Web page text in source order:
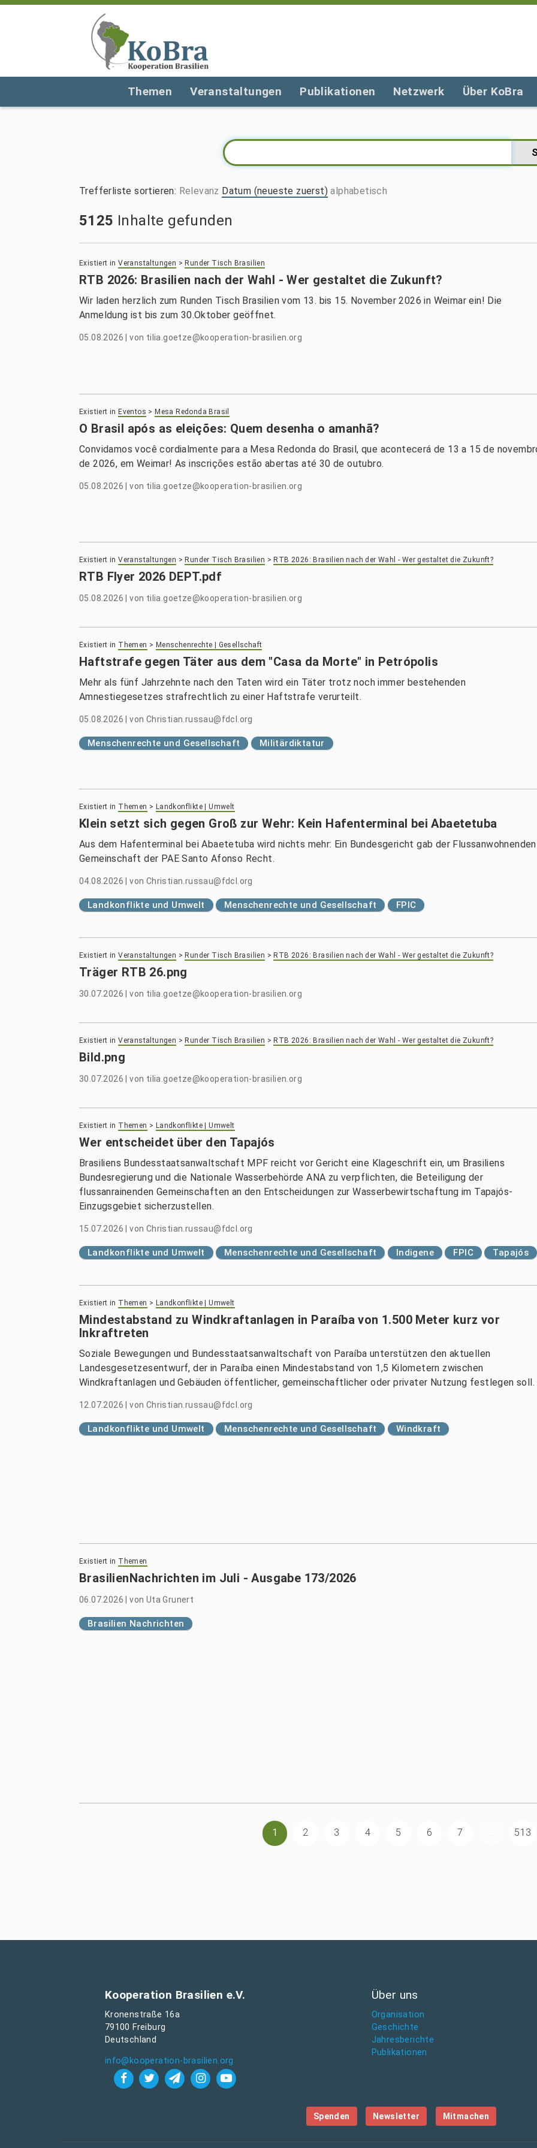
Themen Veranstaltungen Publikationen Netzwerk Über KoBra
Trefferliste sortieren: Relevanz Datum (neueste zuerst) alphabetisch
5125 Inhalte gefunden
Existiert in Veranstaltungen > Runder Tisch Brasilien
RTB 2026: Brasilien nach der Wahl - Wer gestaltet die Zukunft?
Wir laden herzlich zum Runden Tisch Brasilien vom 13. bis 15. November 2026 in Weimar ein! Die
Anmeldung ist bis zum 30.Oktober geöffnet.
05.08.2026 |von tilia.goetze@kooperation-brasilien.org
Existiert in Eventos >Mesa Redonda Brasil
O Brasil após as eleições: Quem desenha o amanhã?
Convidamos você cordialmente para a Mesa Redonda do Brasil, que acontecerá de 13 a 15 de
de 2026, em Weimar! As inscrições estão abertas até 30 de outubro.
05.08.2026|von tilia.goetze@kooperation-brasilien.org
Existiert in Veranstaltungen > Runder Tisch Brasilien > RTB 2026: Brasilien nach der Wahl - Wer gestaltet die Zukunft?
RTB Flyer 2026 DEPT.pdf
05.08.2026 |von tilia.goetze@kooperation-brasilien.org
Existiert in Themen > Menschenrechte | Gesellschaft
Haftstrafe gegen Täter aus dem "Casa da Morte" in Petrópolis
Mehr als fünf Jahrzehnte nach den Taten wird ein Täter trotz noch immer bestehenden
Amnestiegesetzes strafrechtlich zu einer Haftstrafe verurteilt.
05.08.2026 |von Christian.russau@fdcl.org
Menschenrechte und Gesellschaft Militärdiktatur
Existiert in Themen > Landkonflikte | Umwelt
Klein setzt sich gegen Groß zur Wehr: Kein Hafenterminal bei Abaetetuba
Aus dem Hafenterminal bei Abaetetuba wird nichts mehr: Ein Bundesgericht gab der
Gemeinschaft der PAE Santo Afonso Recht.
04.08.2026 |von Christian.russau@fdcl.org
Landkonflikte und Umwelt Menschenrechte und Gesellschaft FPIC
Existiert in Veranstaltungen > Runder Tisch Brasilien > RTB 2026: Brasilien nach der Wahl - Wer gestaltet die Zukunft?
Träger RTB 26.png
30.07.2026 |von tilia.goetze@kooperation-brasilien.org
Existiert in Veranstaltungen > Runder Tisch Brasilien > RTB 2026: Brasilien nach der Wahl - Wer gestaltet die Zukunft?
Bild.png
30.07.2026 |von tilia.goetze@kooperation-brasilien.org
Existiert in Themen > Landkonflikte | Umwelt
Wer entscheidet über den Tapajós
Brasiliens Bundesstaatsanwaltschaft MPF reicht vor Gericht eine Klageschrift ein, um Brasiliens
Bundesregierung und die Nationale Wasserbehörde ANA zu verpflichten, die Beteiligung der
flussanrainenden Gemeinschaften an den Entscheidungen zur Wasserbewirtschaftung im Tapajós-
Einzugsgebiet sicherzustellen.
15.07.2026 |von Christian.russau@fdcl.org
Landkonflikte und Umwelt Menschenrechte und Gesellschaft Indigene FPIC Tapajós
Existiert in Themen > Landkonflikte | Umwelt
Mindestabstand zu Windkraftanlagen in Paraíba von 1.500 Meter kurz vor
Inkraftreten
Soziale Bewegungen und Bundesstaatsanwaltschaft von Paraíba unterstützen den aktuellen
Landesgesetzesentwurf, der in Paraíba einen Mindestabstand von 1,5 Kilometern zwischen
Windkraftanlagen und Gebäuden öffentlicher, gemeinschaftlicher oder privater Nutzung festlegen soll.
12.07.2026 |von Christian.russau@fdcl.org
Landkonflikte und Umwelt Menschenrechte und Gesellschaft Windkraft
Existiert in Themen
BrasilienNachrichten im Juli - Ausgabe 173/2026
06.07.2026 |von Uta Grunert
Brasilien Nachrichten
1 2 3 4 5 6 7 ... 513
Kooperation Brasilien e.V.
Kronenstraße 16a
79100 Freiburg
Deutschland
info@kooperation-brasilien.org
Über uns
Organisation
Geschichte
Jahresberichte
Publikationen
Spenden Newsletter Mitmachen